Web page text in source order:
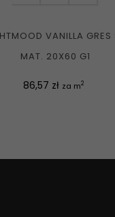
VANILLA
MAT. 20X60 G1
Cena
86,57 zł za m2